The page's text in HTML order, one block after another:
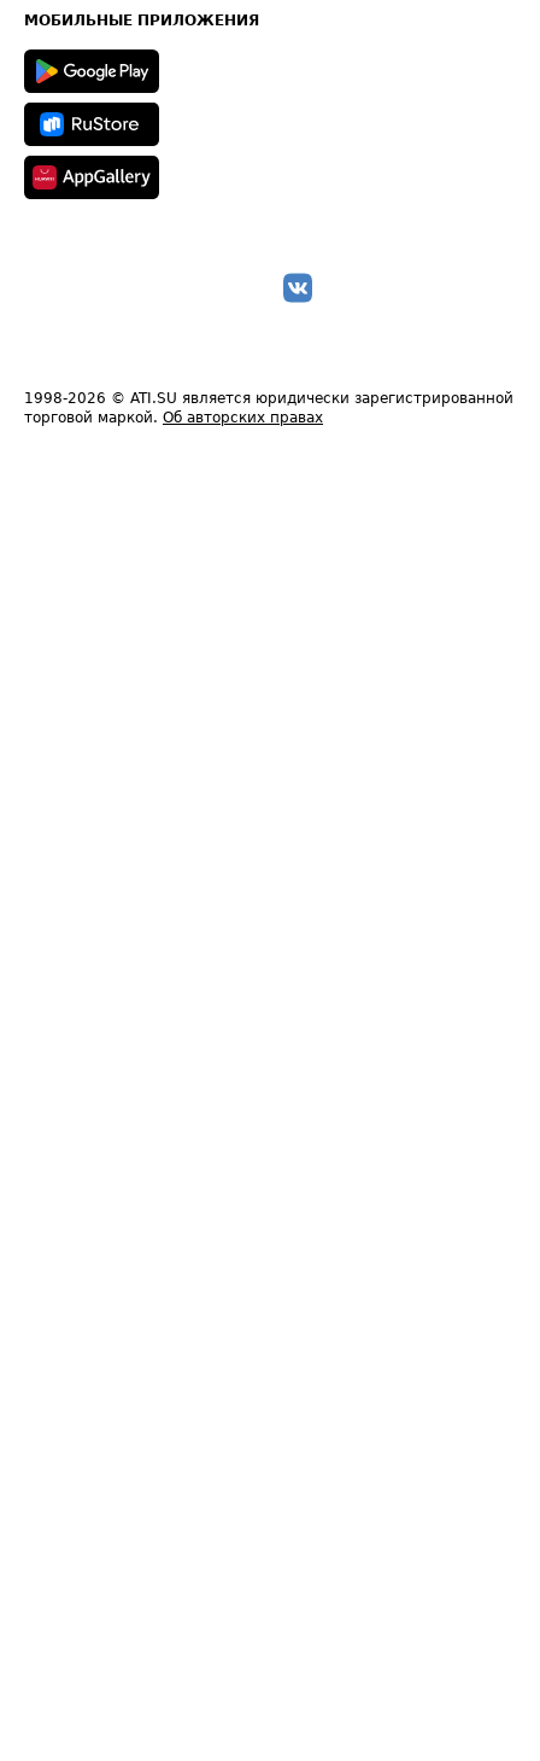
Техническая информация
МОБИЛЬНЫЕ ПРИЛОЖЕНИЯ
1998-2026 © ATI.SU является юридически зарегистрированной
торговой маркой. Об авторских правах